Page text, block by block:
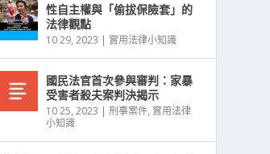
性自主權與「偷拔保險套」的
法律觀點
10 29, 2023 | 實用法律小知識
國民法官首次參與審判：家暴
受害者殺夫案判決揭示
10 25, 2023 |刑事案件, 實用法律
小知識